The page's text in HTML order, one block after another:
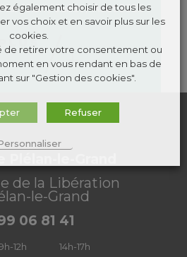
/ Juin / Juillet / Aout 2026
de la Libération
le-Grand
06 81 41
12h
14h-17h
également choisir de tous les
vos choix et en savoir plus sur les
cookies.
de retirer votre consentement ou
en vous rendant en bas de
sur "Gestion des cookies".
Refuser